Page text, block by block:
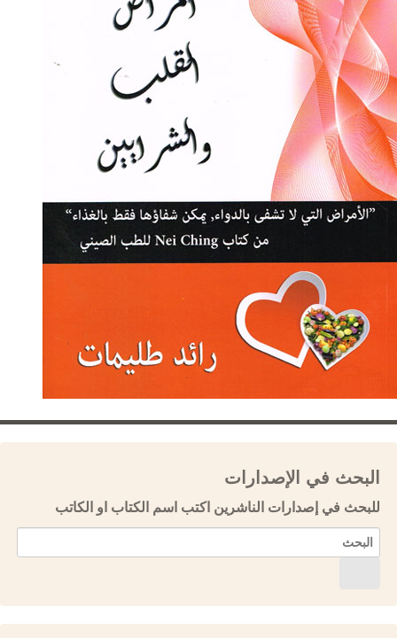
البحث في الإصدارات
للبحث في إصدارات الناشرين اكتب اسم الكتاب او الكاتب